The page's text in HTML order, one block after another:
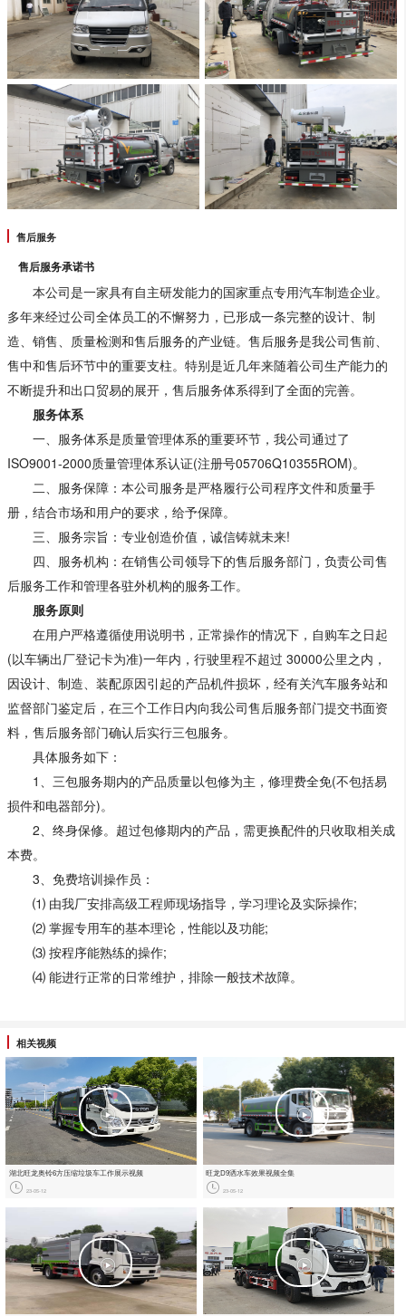
售后服务
售后服务承诺书
本公司是一家具有自主研发能力的国家重点专用汽车制造企业。
多年来经过公司全体员工的不懈努力，已形成一条完整的设计、制
造、销售、质量检测和售后服务的产业链。售后服务是我公司售前、
售中和售后环节中的重要支柱。特别是近几年来随着公司生产能力的
不断提升和出口贸易的展开，售后服务体系得到了全面的完善。
服务体系
一、服务体系是质量管理体系的重要环节，我公司通过了
ISO9001-2000质量管理体系认证(注册号05706Q10355ROM)。
二、服务保障：本公司服务是严格履行公司程序文件和质量手
册，结合市场和用户的要求，给予保障。
三、服务宗旨：专业创造价值，诚信铸就未来!
四、服务机构：在销售公司领导下的售后服务部门，负责公司售
后服务工作和管理各驻外机构的服务工作。
服务原则
在用户严格遵循使用说明书，正常操作的情况下，自购车之日起
(以车辆出厂登记卡为准)一年内，行驶里程不超过 30000公里之内，
因设计、制造、装配原因引起的产品机件损坏，经有关汽车服务站和
监督部门鉴定后，在三个工作日内向我公司售后服务部门提交书面资
料，售后服务部门确认后实行三包服务。
具体服务如下：
1、三包服务期内的产品质量以包修为主，修理费全免(不包括易
损件和电器部分)。
2、终身保修。超过包修期内的产品，需更换配件的只收取相关成
本费。
3、免费培训操作员：
⑴ 由我厂安排高级工程师现场指导，学习理论及实际操作;
⑵ 掌握专用车的基本理论，性能以及功能;
⑶ 按程序能熟练的操作;
⑷ 能进行正常的日常维护，排除一般技术故障。
相关视频
湖北旺龙奥铃6方压缩垃圾车工作展示视频
23-05-12
旺龙D9洒水车效果视频全集
23-05-12